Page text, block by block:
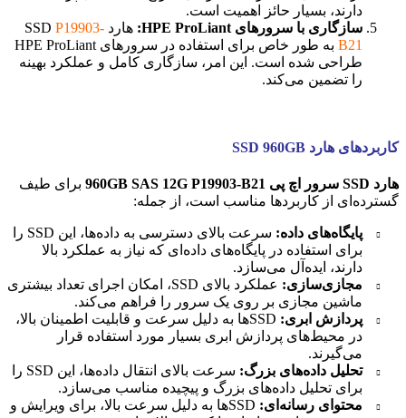
دارند، بسیار حائز اهمیت است.
سازگاری با سرورهای HPE ProLiant:
هارد SSD P19903-
B21
به طور خاص برای استفاده در سرورهای HPE ProLiant
طراحی شده است. این امر، سازگاری کامل و عملکرد بهینه
را تضمین می‌کند.
کاربردهای هارد SSD 960GB
هارد SSD سرور اچ پی 960GB SAS 12G P19903-B21
برای طیف
گسترده‌ای از کاربردها مناسب است، از جمله:
پایگاه‌های داده:
سرعت بالای دسترسی به داده‌ها، این SSD را
برای استفاده در پایگاه‌های داده‌ای که نیاز به عملکرد بالا
دارند، ایده‌آل می‌سازد.
مجازی‌سازی:
عملکرد بالای SSD، امکان اجرای تعداد بیشتری
ماشین مجازی بر روی یک سرور را فراهم می‌کند.
پردازش ابری:
SSDها به دلیل سرعت و قابلیت اطمینان بالا،
در محیط‌های پردازش ابری بسیار مورد استفاده قرار
می‌گیرند.
تحلیل داده‌های بزرگ:
سرعت بالای انتقال داده‌ها، این SSD را
برای تحلیل داده‌های بزرگ و پیچیده مناسب می‌سازد.
محتوای رسانه‌ای:
SSDها به دلیل سرعت بالا، برای ویرایش و